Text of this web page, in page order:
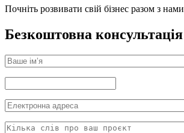
Почніть розвивати свій бізнес разом з нами
Безкоштовна консультація